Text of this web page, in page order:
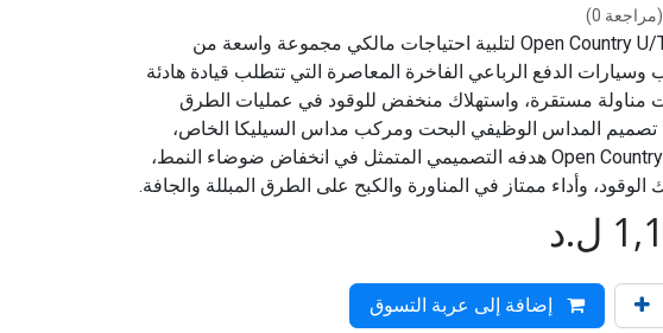
(مراجعة 0)
تم تطوير إطار Open Country U/T لتلبية احتياجات مالكي مجموعة واسعة من
وسيارات الدفع الرباعي الفاخرة المعاصرة التي تتطلب قيادة هادئة
مناولة مستقرة، واستهلاك منخفض للوقود في عمليات الطرق
المداس الوظيفي البحت ومركب مداس السيليكا الخاص،
حقق إطار Open Country U/T هدفه التصميمي المتمثل في انخفاض ضوضاء النمط،
وأداء ممتاز في المناورة والكبح على الطرق المبللة والجافة.
ل.د
إضافة إلى عربة التسوق